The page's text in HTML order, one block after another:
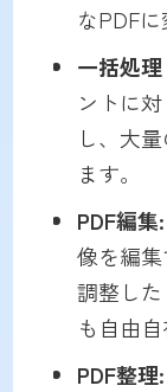
なPDFに
一括処
ントに
し、大
ます。
PDF編集:
像を編
調整し
も自由自
PDF整理: